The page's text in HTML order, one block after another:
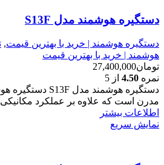
دستگیره هوشمند مدل S13F
دستگیره هوشمند | خرید با بهترین قیمت,
هوشمند | خرید با بهترین قیمت
تومان27,400,000
نمره 4.50 از 5
مدرن است که علاوه بر عملکرد
اطلاعات بیشتر
نمایش سریع